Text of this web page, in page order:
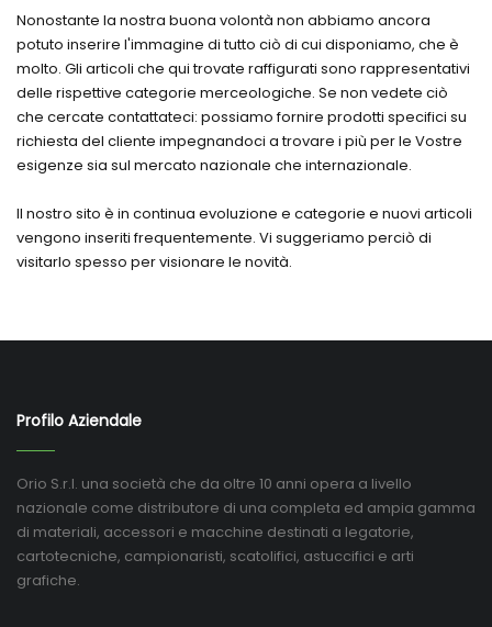
Nonostante la nostra buona volontà non abbiamo ancora
potuto inserire l'immagine di tutto ciò di cui disponiamo, che è
molto. Gli articoli che qui trovate raffigurati sono rappresentativi
delle rispettive categorie merceologiche. Se non vedete ciò
che cercate contattateci: possiamo fornire prodotti specifici su
richiesta del cliente impegnandoci a trovare i più per le Vostre
esigenze sia sul mercato nazionale che internazionale.
Il nostro sito è in continua evoluzione e categorie e nuovi articoli
vengono inseriti frequentemente. Vi suggeriamo perciò di
visitarlo spesso per visionare le novità.
Profilo Aziendale
Orio S.r.l. una società che da oltre 10 anni opera a livello
nazionale come distributore di una completa ed ampia gamma
di materiali, accessori e macchine destinati a legatorie,
cartotecniche, campionaristi, scatolifici, astuccifici e arti
grafiche.